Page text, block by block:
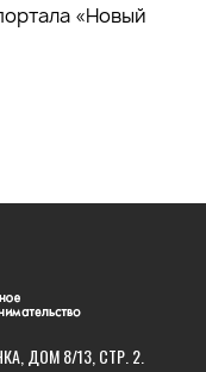
«Новый
ДОМ 8/13, СТР. 2.